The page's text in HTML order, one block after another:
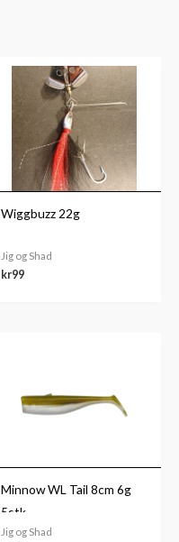
Wiggbuzz 22g
Jig og Shad
kr99
Minnow WL Tail 8cm 6g
5stk.
Jig og Shad